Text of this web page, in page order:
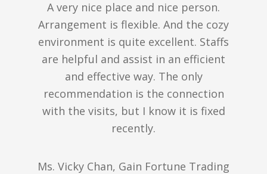
A very nice place and nice person.
Arrangement is flexible. And the cozy
environment is quite excellent. Staffs
are helpful and assist in an efficient
and effective way. The only
recommendation is the connection
with the visits, but I know it is fixed
recently.
Ms. Vicky Chan, Gain Fortune Trading